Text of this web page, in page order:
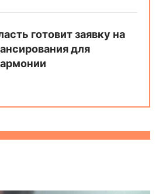
готовит заявку на
для